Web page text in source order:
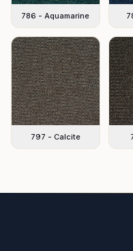
786 - Aquamarine
797 - Calcite